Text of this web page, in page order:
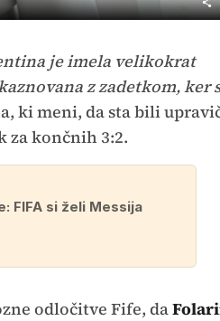
je imela velikokrat
z zadetkom, ker
ki meni, da sta bili
za končnih 3:2.
FIFA si želi Messija
odločitve Fife, da